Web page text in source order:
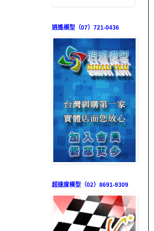
逍遙模型（07）721-0436
超速度模型（02）8691-9309